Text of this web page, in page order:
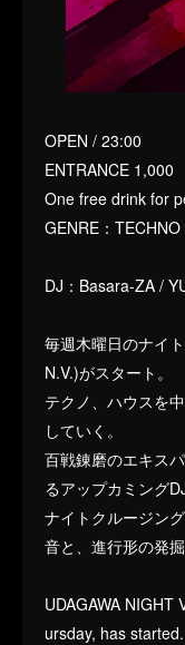
OPEN / 23:00
ENTRANCE 1,000
One free drink for
GENRE：
DJ：Basara-ZA /
毎週木曜日のナイ
N.V.)がスタート。
テクノ、ハウスを
していく。
百戦錬磨のエキス
るアップカミング
ナイトクルージン
音と、進行形の発
UDAGAWA NIGHT
ursday, has started.